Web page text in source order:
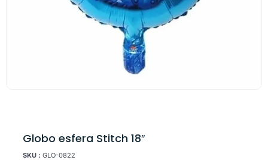
Globo esfera Stitch 18″
SKU : GLO-0822